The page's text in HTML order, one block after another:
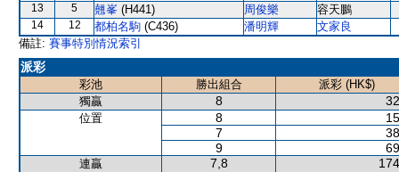
13 5 翹峯 (H441) 周俊樂 容天鵬
14 12 都柏名駒 (C436) 潘明輝
文家良
備註: 賽事特別情況索引
派彩
彩池 勝出組合
派彩 (HK$)
獨贏
8
位置 8
7
9
連贏 7,8